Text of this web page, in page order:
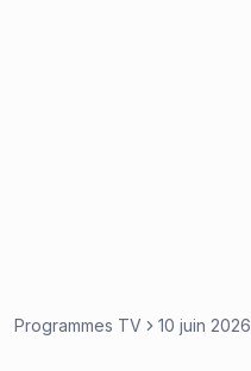
Programmes TV 10 juin 2026